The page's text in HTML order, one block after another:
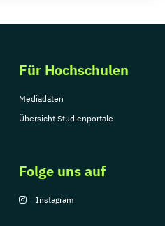
Für Hochschulen
Mediadaten
Übersicht Studienportale
Folge uns auf
Instagram